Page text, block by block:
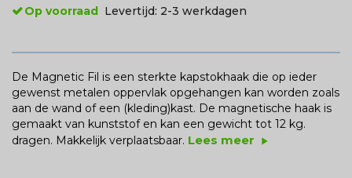
Op voorraad Levertijd: 2-3 werkdagen
De Magnetic Fil is een sterkte kapstokhaak die op ieder
gewenst metalen oppervlak opgehangen kan worden zoals
aan de wand of een (kleding)kast. De magnetische haak is
gemaakt van kunststof en kan een gewicht tot 12 kg.
dragen. Makkelijk verplaatsbaar. Lees meer play_arrow